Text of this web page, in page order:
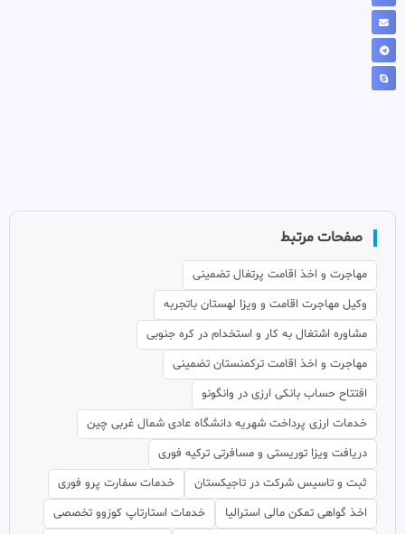
صفحات مرتبط
مهاجرت و اخذ اقامت پرتغال تضمینی
وکیل مهاجرت اقامت و ویزا لهستان باتجربه
مشاوره اشتغال به کار و استخدام در کره جنوبی
مهاجرت و اخذ اقامت ترکمنستان تضمینی
افتتاح حساب بانکی ارزی در وانگونو
خدمات ارزی پرداخت شهریه دانشگاه عادی شمال غربی چین
دریافت ویزا توریستی و مسافرتی ترکیه فوری
ثبت و تاسیس شرکت در تاجیکستان
خدمات سفارت پرو فوری
اخذ گواهی تمکن مالی استرالیا
خدمات استارتاپ کوزوو تخصصی